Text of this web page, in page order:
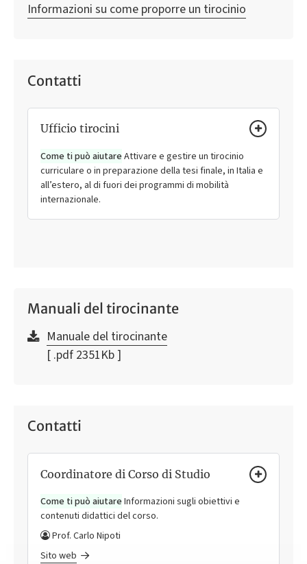
Informazioni su come proporre un tirocinio
Contatti
Ufficio tirocini
Come ti può aiutareAttivare e gestire un tirocinio
curriculare o in preparazione della tesi finale, in Italia e
all’estero, al di fuori dei programmi di mobilità
internazionale.
Manuali del tirocinante
Manuale del tirocinante
[ .pdf 2351Kb ]
Contatti
Coordinatore di Corso di Studio
Come ti può aiutareInformazioni sugli obiettivi e
contenuti didattici del corso.
Prof. Carlo Nipoti
Sito web